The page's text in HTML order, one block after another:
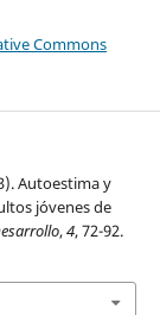
Commons
Autoestima y
jóvenes de
,4, 72-92.